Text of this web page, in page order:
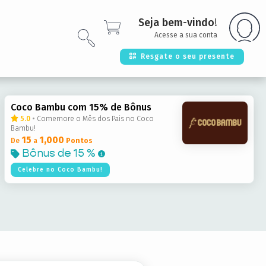
Seja bem-vindo!
Acesse a sua conta
Resgate o seu presente
Coco Bambu com 15% de Bônus
5.0 • Comemore o Mês dos Pais no Coco
Bambu!
De 15 a 1,000 Pontos
Bônus de15 %
Celebre no Coco Bambu!